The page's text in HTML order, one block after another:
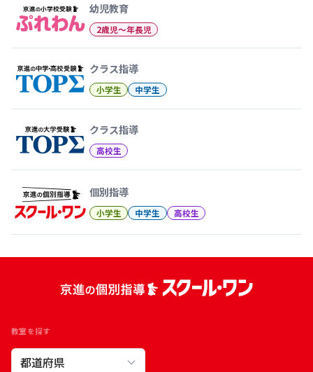
幼児教育
2歳児〜年長児
クラス指導
小学生 中学生
クラス指導
高校生
個別指導
小学生 中学生 高校生
教室を探す